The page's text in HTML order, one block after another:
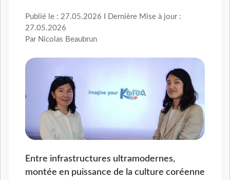
Publié le : 27.05.2026 I Dernière Mise à jour :
27.05.2026
Par Nicolas Beaubrun
Entre infrastructures ultramodernes,
montée en puissance de la culture coréenne